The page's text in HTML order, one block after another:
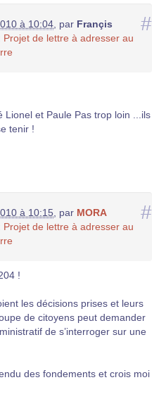
#
à 10:04 par Françis
Projet de lettre à adresser au
Lionel et Paule Pas trop loin ...ils
tenir !
#
à 10:15 par MORA
Projet de lettre à adresser au
!
les décisions prises et leurs
de citoyens peut demander
de s’interroger sur une
des fondements et crois moi